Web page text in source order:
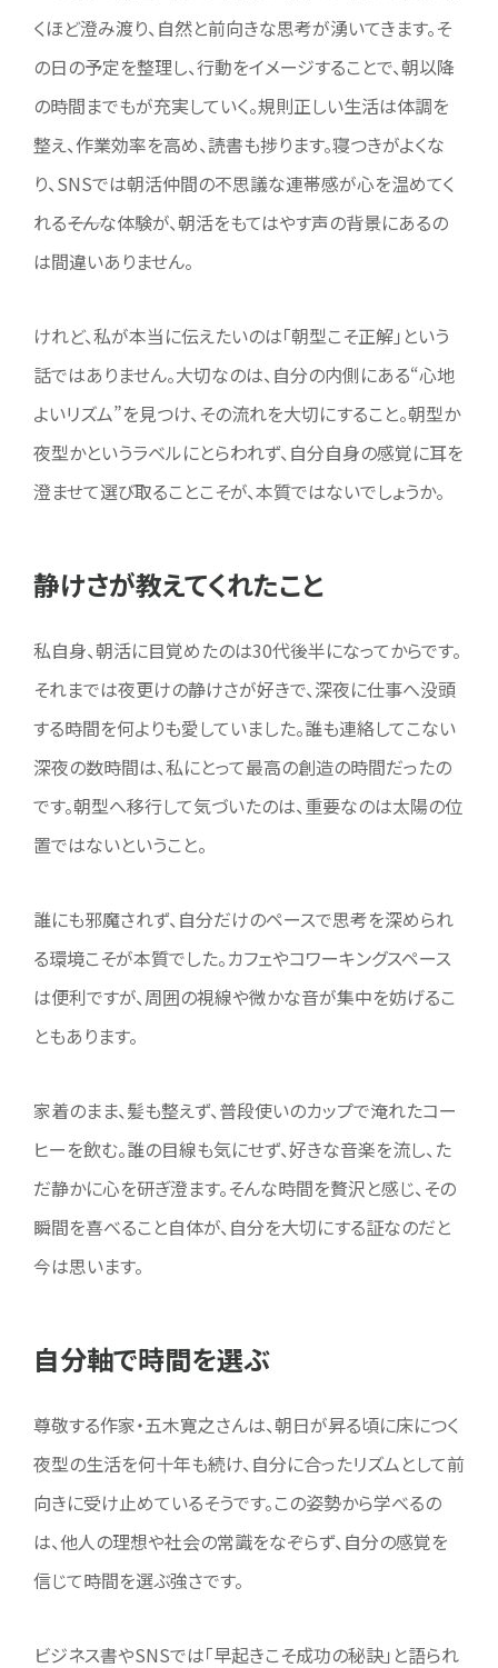
くほど澄み渡り、自然と前向きな思考が湧いてきます。そ
の日の予定を整理し、行動をイメージすることで、朝以降
の時間までもが充実していく。規則正しい生活は体調を
整え、作業効率を高め、読書も捗ります。寝つきがよくな
り、SNSでは朝活仲間の不思議な連帯感が心を温めてく
れる――そんな体験が、朝活をもてはやす声の背景にあるの
は間違いありません。
けれど、私が本当に伝えたいのは「朝型こそ正解」という
話ではありません。大切なのは、自分の内側にある“心地
よいリズム”を見つけ、その流れを大切にすること。朝型か
夜型かというラベルにとらわれず、自分自身の感覚に耳を
澄ませて選び取ることこそが、本質ではないでしょうか。
静けさが教えてくれたこと
私自身、朝活に目覚めたのは30代後半になってからです。
それまでは夜更けの静けさが好きで、深夜に仕事へ没頭
する時間を何よりも愛していました。誰も連絡してこない
深夜の数時間は、私にとって最高の創造の時間だったの
です。朝型へ移行して気づいたのは、重要なのは太陽の位
置ではないということ。
誰にも邪魔されず、自分だけのペースで思考を深められ
る環境こそが本質でした。カフェやコワーキングスペース
は便利ですが、周囲の視線や微かな音が集中を妨げるこ
ともあります。
家着のまま、髪も整えず、普段使いのカップで淹れたコー
ヒーを飲む。誰の目線も気にせず、好きな音楽を流し、た
だ静かに心を研ぎ澄ます。そんな時間を贅沢と感じ、その
瞬間を喜べること自体が、自分を大切にする証なのだと
今は思います。
自分軸で時間を選ぶ
尊敬する作家・五木寛之さんは、朝日が昇る頃に床につく
夜型の生活を何十年も続け、自分に合ったリズムとして前
向きに受け止めているそうです。この姿勢から学べるの
は、他人の理想や社会の常識をなぞらず、自分の感覚を
信じて時間を選ぶ強さです。
ビジネス書やSNSでは「早起きこそ成功の秘訣」と語られ